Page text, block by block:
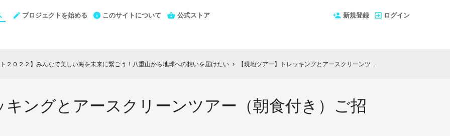
プロジェクトを始める このサイトについて 公式ストア 新規登録 ログイン
２０２２】みんなで美しい海を未来に繋ごう！八重山から地球への想いを届けたい chevron_right 【現地ツアー】トレッキングとアースクリーンツアー（朝食付き）ご招待
ングとアースクリーンツアー（朝食付き）ご招